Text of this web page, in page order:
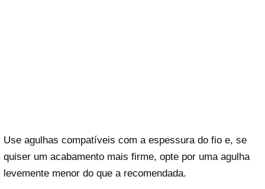
Use agulhas compatíveis com a espessura do fio e, se
quiser um acabamento mais firme, opte por uma agulha
levemente menor do que a recomendada.